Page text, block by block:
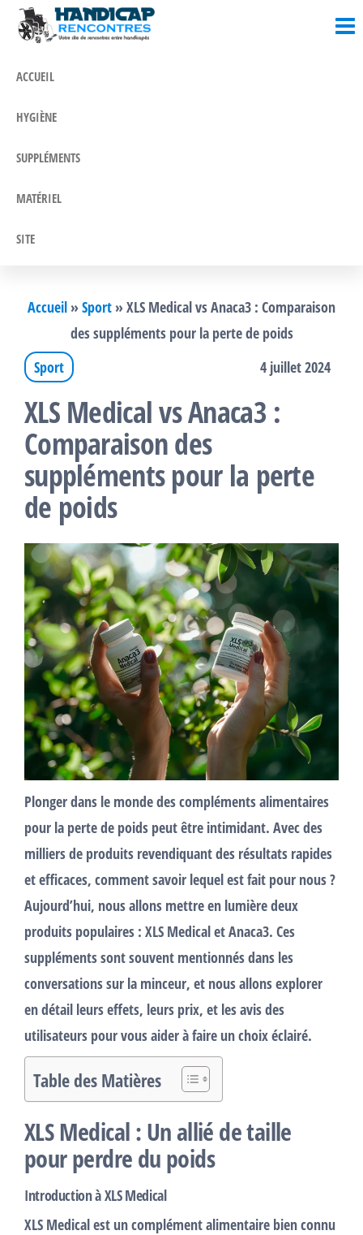
Passer
ACCUEIL
HYGIÈNE
SUPPLÉMENTS
MATÉRIEL
SITE
Accueil »Sport »XLS Medical vs Anaca3 : Comparaison
des suppléments pour la perte de poids
Sport
4 juillet 2024
XLS Medical vs Anaca3 :
Comparaison des
suppléments pour la perte
de poids
Plonger dans le monde descompléments alimentaires
pour la perte de poids peut être intimidant. Avec des
milliers de produits revendiquant des résultats rapides
et efficaces, comment savoir lequel est fait pour nous ?
Aujourd’hui, nous allons mettre en lumière deux
produits populaires : XLS MedicaletAnaca3. Ces
supplémentssont souvent mentionnés dans les
conversations sur la minceur, et nous allons explorer
en détail leurseffets, leurs prix, et lesavisdes
utilisateurs pour vous aider à faire un choix éclairé.
Table des Matières
XLS Medical : Un allié de taille
pour perdre du poids
Introduction à XLS Medical
XLS Medicalest uncomplément alimentaire bien connu